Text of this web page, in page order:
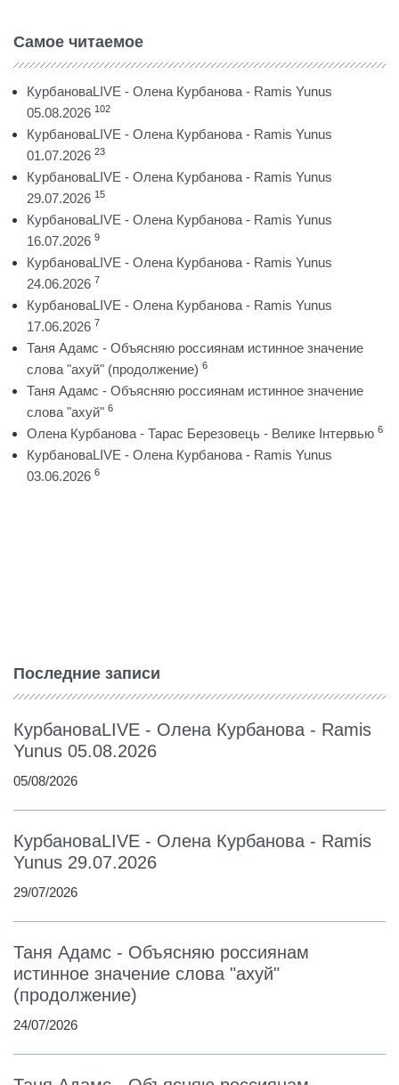
Самое читаемое
КурбановаLIVE - Олена Курбанова - Ramis Yunus
05.08.2026 102
КурбановаLIVE - Олена Курбанова - Ramis Yunus
01.07.2026 23
КурбановаLIVE - Олена Курбанова - Ramis Yunus
29.07.2026 15
КурбановаLIVE - Олена Курбанова - Ramis Yunus
16.07.2026 9
КурбановаLIVE - Олена Курбанова - Ramis Yunus
24.06.2026 7
КурбановаLIVE - Олена Курбанова - Ramis Yunus
17.06.2026 7
Таня Адамс - Объясняю россиянам истинное значение
слова "ахуй" (продолжение) 6
Таня Адамс - Объясняю россиянам истинное значение
слова "ахуй" 6
Олена Курбанова - Тарас Березовець - Велике Інтервью 6
КурбановаLIVE - Олена Курбанова - Ramis Yunus
03.06.2026 6
Последние записи
КурбановаLIVE - Олена Курбанова - Ramis
Yunus 05.08.2026
05/08/2026
КурбановаLIVE - Олена Курбанова - Ramis
Yunus 29.07.2026
29/07/2026
Таня Адамс - Объясняю россиянам
истинное значение слова "ахуй"
(продолжение)
24/07/2026